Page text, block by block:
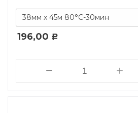
38мм х 45м 80°С-30мин
196,00 Р